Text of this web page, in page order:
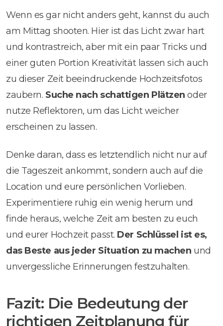
Wenn es gar nicht anders geht, kannst du auch
am Mittag shooten. Hier ist das Licht zwar hart
und kontrastreich, aber mit ein paar Tricks und
einer guten Portion Kreativität lassen sich auch
zu dieser Zeit beeindruckende Hochzeitsfotos
zaubern. Suche nach schattigen Plätzen oder
nutze Reflektoren, um das Licht weicher
erscheinen zu lassen.
Denke daran, dass es letztendlich nicht nur auf
die Tageszeit ankommt, sondern auch auf die
Location und eure persönlichen Vorlieben.
Experimentiere ruhig ein wenig herum und
finde heraus, welche Zeit am besten zu euch
und eurer Hochzeit passt. Der Schlüssel ist es,
das Beste aus jeder Situation zu machen und
unvergessliche Erinnerungen festzuhalten.
Fazit: Die Bedeutung der
richtigen Zeitplanung für